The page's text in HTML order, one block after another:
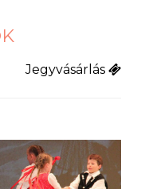
Jegyvásárlás